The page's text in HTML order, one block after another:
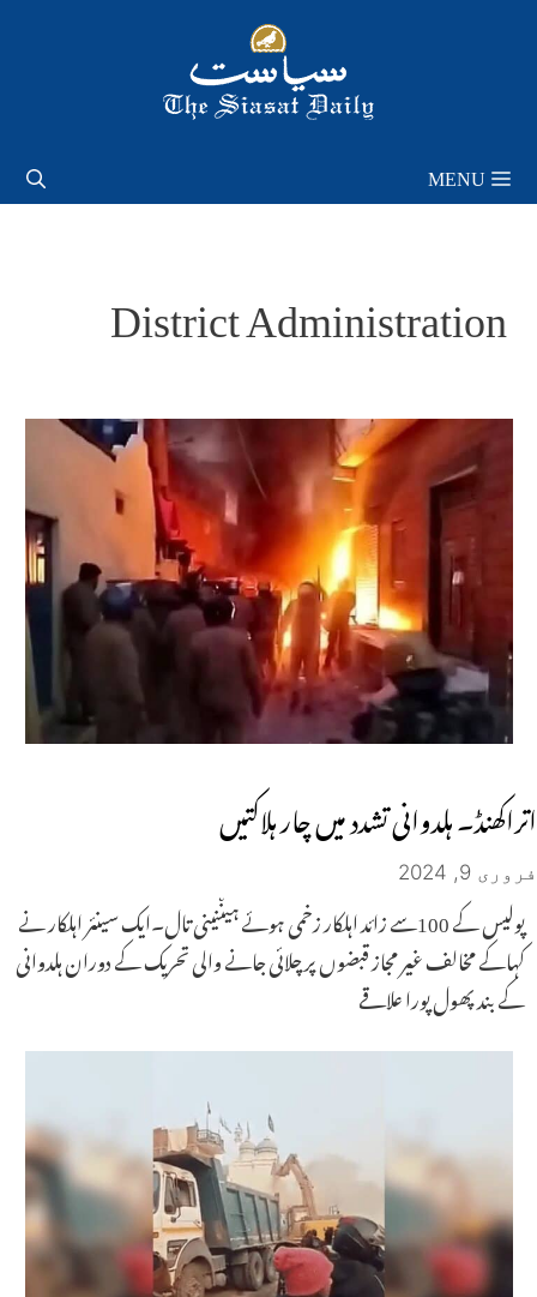
MENU
District Administration
اتراکھنڈ۔ ہلدوانی تشدد میں چار ہلاکتیں
فروری 9, 2024
پولیس کے 100سے زائد اہلکار زخمی ہوئے ہیںنینی تال۔ایک سینئر اہلکار نے
کہاکے مخالف غیر مجاز قبضوں پر چلائی جانے والی تحریک کے دوران ہلدوانی
کے بند پھول پورا علاقے